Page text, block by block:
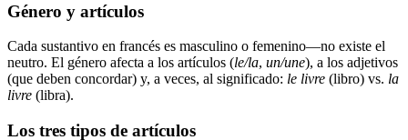
Género y artículos
Cada sustantivo en francés es masculino o femenino—no existe el
neutro. El género afecta a los artículos (le/la, un/une), a los adjetivos
(que deben concordar) y, a veces, al significado: le livre (libro) vs. la
livre (libra).
Los tres tipos de artículos